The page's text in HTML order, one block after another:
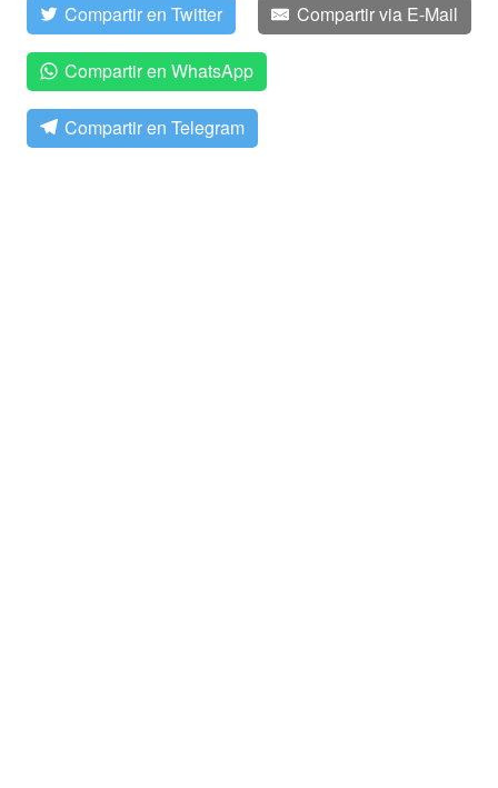
Compartir en Twitter Compartir via E-Mail
Compartir en WhatsApp
Compartir en Telegram